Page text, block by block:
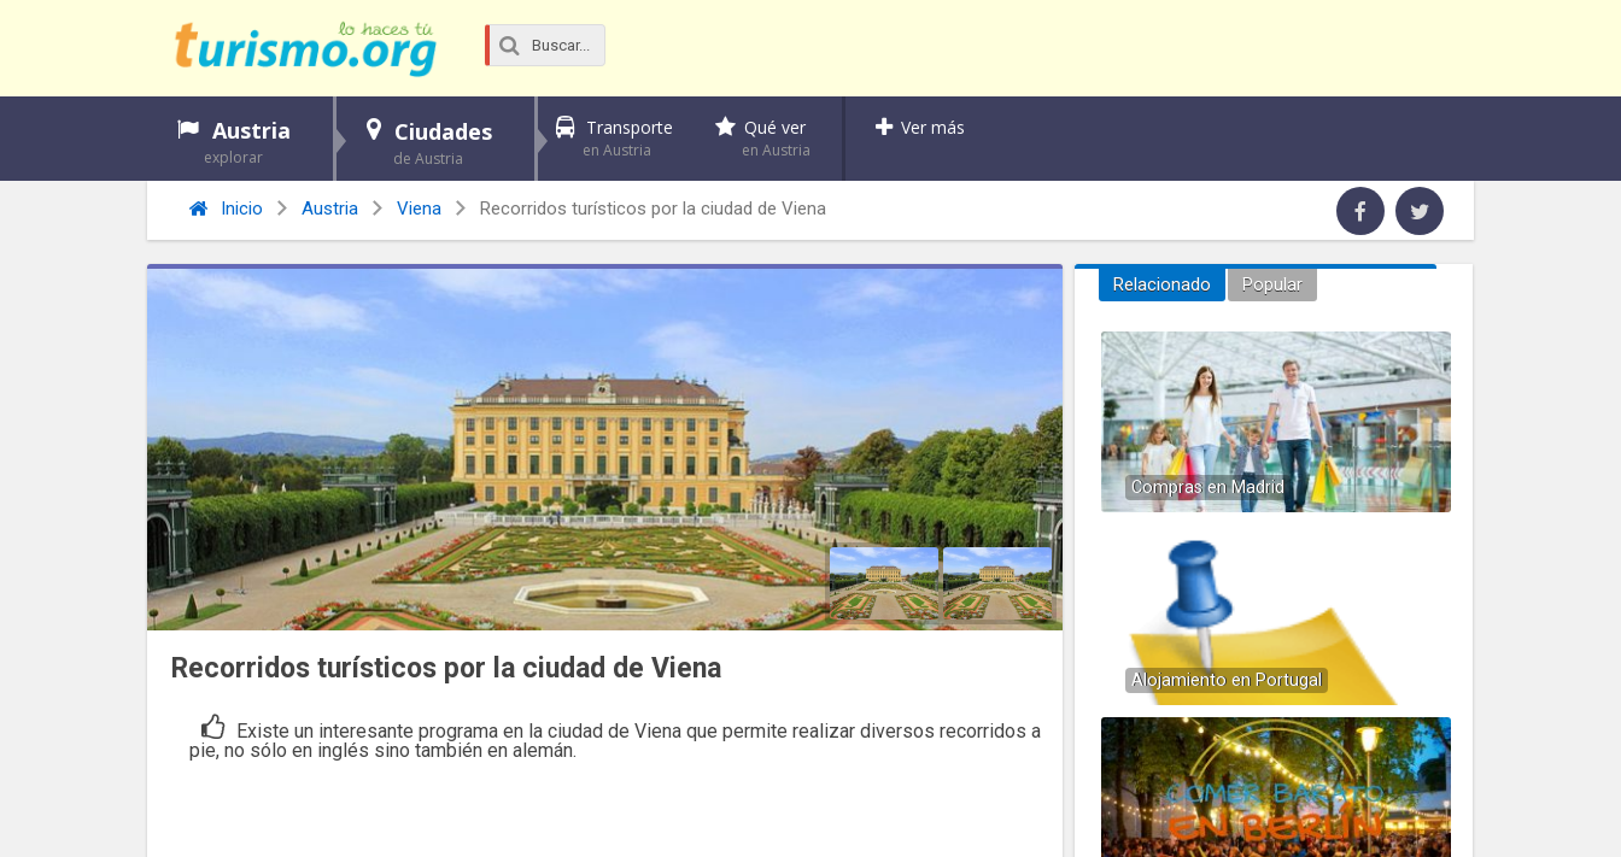
Austria
explorar
Ciudades
de Austria
Transporte
en Austria
Qué ver
en Austria
Ver más
Inicio Austria Viena Recorridos turísticos por la ciudad de Viena
Recorridos turísticos por la ciudad de Viena
Existe un interesante programa en la ciudad de Viena que permite realizar diversos recorridos a
pie, no sólo en inglés sino también en alemán.
Relacionado Popular
Compras en Madrid
Alojamiento en Portugal